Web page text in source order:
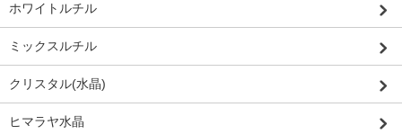
ホワイトルチル
ミックスルチル
クリスタル(水晶)
ヒマラヤ水晶